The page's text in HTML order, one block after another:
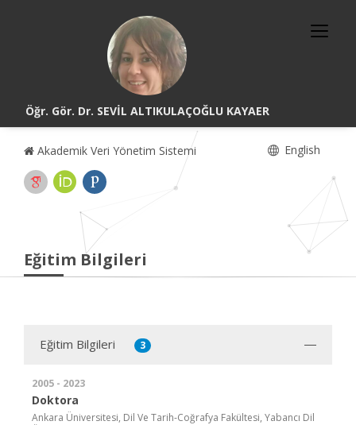
Öğr. Gör. Dr. SEVİL ALTIKULAÇOĞLU KAYAER
Akademik Veri Yönetim Sistemi English
Eğitim Bilgileri
Eğitim Bilgileri 3
2005 - 2023
Doktora
Ankara Üniversitesi, Dil Ve Tarih-Coğrafya Fakültesi, Yabancı Dil